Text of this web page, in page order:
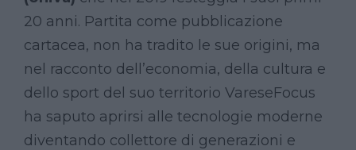
20 anni. Partita come pubblicazione
cartacea, non ha tradito le sue origini, ma
nel racconto dell’economia, della cultura e
dello sport del suo territorio VareseFocus
ha saputo aprirsi alle tecnologie moderne
diventando collettore di generazioni e